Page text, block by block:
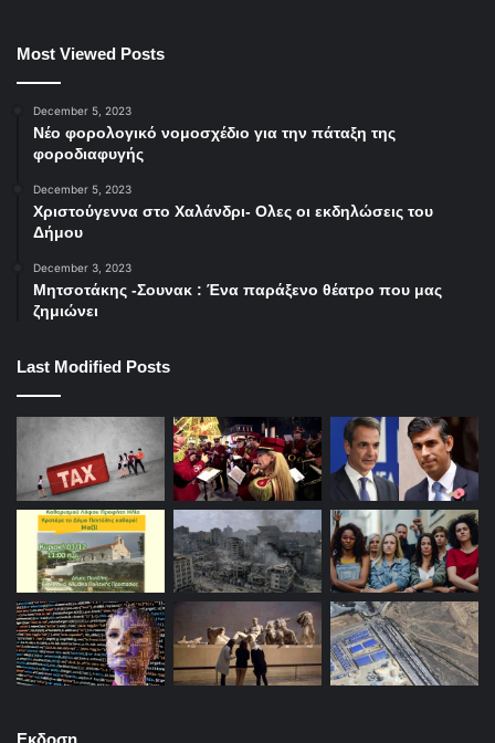
Most Viewed Posts
December 5, 2023
Νέο φορολογικό νομοσχέδιο για την πάταξη της
φοροδιαφυγής
December 5, 2023
Χριστούγεννα στο Χαλάνδρι- Ολες οι εκδηλώσεις του
Δήμου
December 3, 2023
Μητσοτάκης -Σουνακ : Ένα παράξενο θέατρο που μας
ζημιώνει
Last Modified Posts
Εκδοση